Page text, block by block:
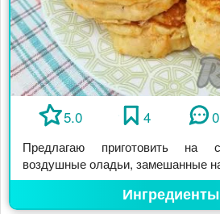
5.0 4 0
Предлагаю приготовить на
воздушные оладьи, замешанные
Ингредиенты